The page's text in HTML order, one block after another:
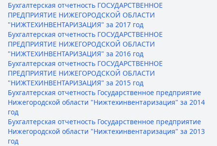
Бухгалтерская отчетность ГОСУДАРСТВЕННОЕ
ПРЕДПРИЯТИЕ НИЖЕГОРОДСКОЙ ОБЛАСТИ
"НИЖТЕХИНВЕНТАРИЗАЦИЯ" за 2017 год
Бухгалтерская отчетность ГОСУДАРСТВЕННОЕ
ПРЕДПРИЯТИЕ НИЖЕГОРОДСКОЙ ОБЛАСТИ
"НИЖТЕХИНВЕНТАРИЗАЦИЯ" за 2016 год
Бухгалтерская отчетность ГОСУДАРСТВЕННОЕ
ПРЕДПРИЯТИЕ НИЖЕГОРОДСКОЙ ОБЛАСТИ
"НИЖТЕХИНВЕНТАРИЗАЦИЯ" за 2015 год
Бухгалтерская отчетность Государственное предприятие
Нижегородской области "Нижтехинвентаризация" за 2014
год
Бухгалтерская отчетность Государственное предприятие
Нижегородской области "Нижтехинвентаризация" за 2013
год